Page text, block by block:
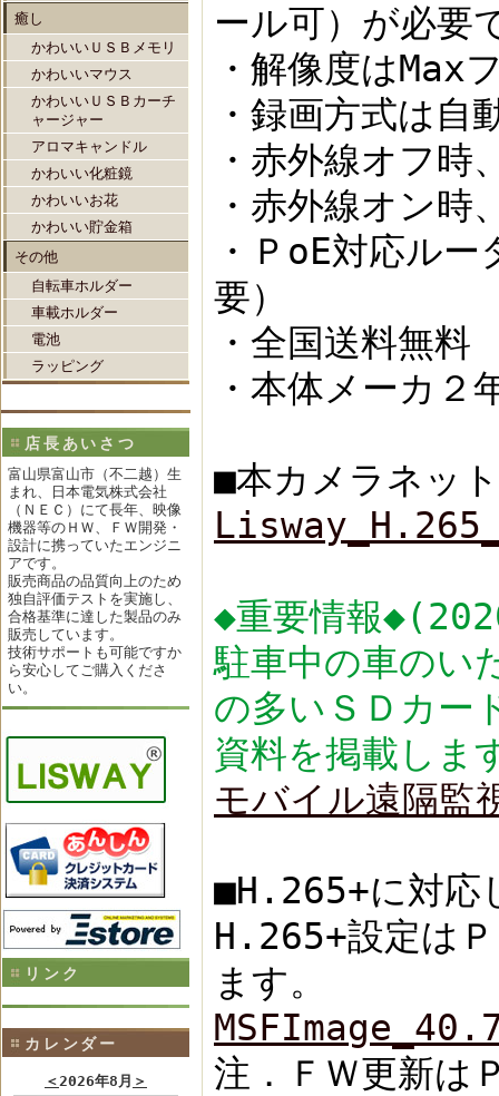
癒し
かわいいＵＳＢメモリ
かわいいマウス
かわいいＵＳＢカーチ
ャージャー
アロマキャンドル
かわいい化粧鏡
かわいいお花
かわいい貯金箱
その他
自転車ホルダー
車載ホルダー
電池
ラッピング
店長あいさつ
富山県富山市（不二越）生
まれ、日本電気株式会社
（ＮＥＣ）にて長年、映像
機器等のＨＷ、ＦＷ開発・
設計に携っていたエンジニ
アです。
販売商品の品質向上のため
独自評価テストを実施し、
合格基準に達した製品のみ
販売しています。
技術サポートも可能ですか
ら安心してご購入くださ
い。
リンク
カレンダー
＜2026年8月 ＞
ール可）が必要
・解像度は
・録画方式は
・赤外線オフ時
・赤外線オン時
・ＰoE対応ル
要）
・全国送料無料
・本体メーカ２
■本カメラネッ
◆重要情報
駐車中の車のい
の多いＳＤカー
資料を掲載しま
モバイル遠隔
■H.265+に対応
H.265+設定は
ます。
注．ＦＷ更新は